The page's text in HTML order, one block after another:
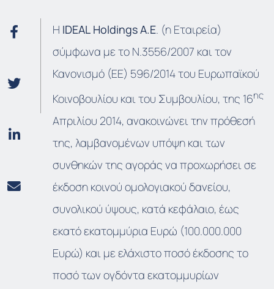
Η IDEAL HoldingsA.E. (η Εταιρεία)
σύμφωνα με το Ν.3556/2007 και τον
Κανονισμό (ΕΕ) 596/2014 του Ευρωπαϊκού
Κοινοβουλίου και του Συμβουλίου, της 16ης
Απριλίου 2014, ανακοινώνει την πρόθεσή
της, λαμβανομένων υπόψη και των
συνθηκών της αγοράς να προχωρήσει σε
έκδοση κοινού ομολογιακού δανείου,
συνολικού ύψους, κατά κεφάλαιο, έως
εκατό εκατομμύρια Ευρώ (100.000.000
Ευρώ) και με ελάχιστο ποσό έκδοσης το
ποσό των ογδόντα εκατομμυρίων